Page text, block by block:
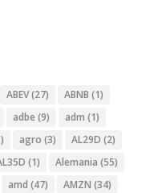
ABEV(27) ABNB (1)
adbe (9) adm (1)
agro (3) AL29D (2)
(1) Alemania (55)
amd (47) AMZN (34)